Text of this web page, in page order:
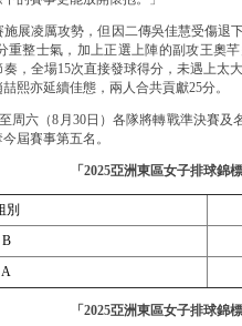
施展凌厲攻勢，但因二傳吳佳慧受傷退
重整士氣， 加上正選上陣的副攻王奧
，全場15次直接發球得分， 未遇上太
熙亦延續佳態，兩人合共貢獻25分。
周六（8月30日）各隊將轉戰準決賽及
屆賽事第五名。
「2025亞洲東區女子排球錦
別
B
A
「2025亞洲東區女子排球錦